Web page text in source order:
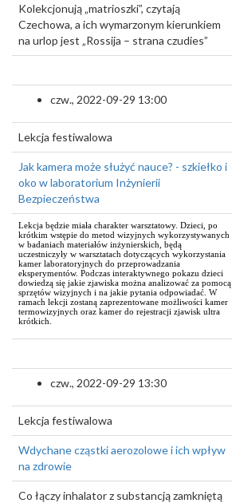
Kolekcjonują „matrioszki”, czytają
Czechowa, a ich wymarzonym kierunkiem
na urlop jest „Rossija – strana czudies”
czw., 2022-09-29 13:00
Lekcja festiwalowa
Jak kamera może służyć nauce? - szkiełko i
oko w laboratorium Inżynierii
Bezpieczeństwa
Lekcja będzie miała charakter warsztatowy. Dzieci, po
krótkim wstępie do metod wizyjnych wykorzystywanych
w badaniach materiałów inżynierskich, będą
uczestniczyły w warsztatach dotyczących wykorzystania
kamer laboratoryjnych do przeprowadzania
eksperymentów. Podczas interaktywnego pokazu dzieci
dowiedzą się jakie zjawiska można analizować za pomocą
sprzętów wizyjnych i na jakie pytania odpowiadać. W
ramach lekcji zostaną zaprezentowane możliwości kamer
termowizyjnych oraz kamer do rejestracji zjawisk ultra
krótkich.
czw., 2022-09-29 13:30
Lekcja festiwalowa
Wdychane cząstki aerozolowe i ich wpływ
na zdrowie
Co łączy inhalator z substancją zamkniętą